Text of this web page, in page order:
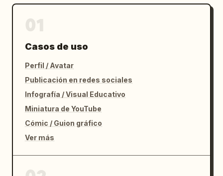
Casos de uso
Perfil / Avatar
Publicación en redes sociales
Infografía / Visual Educativo
Miniatura de YouTube
Cómic / Guion gráfico
Ver más